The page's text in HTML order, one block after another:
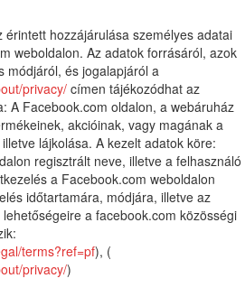
hozzájárulása személyes adatai
weboldalon. Az adatok forrásáról, azok
módjáról, és jogalapjáról a
privacy/ címen tájékozódhat az
A Facebook.com oldalon, a webáruház
akcióinak, vagy magának a
lájkolása. A kezelt adatok köre:
regisztrált neve, illetve a felhasználó
a Facebook.com weboldalon
időtartamára, módjára, illetve az
a facebook.com közösségi
terms?ref=pf), (
privacy/)